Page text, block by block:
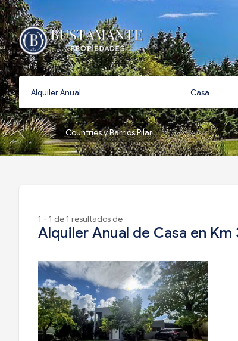
Countries y Barrios Pilar
1 - 1 de 1 resultados de
Alquiler Anual de Casa en Km